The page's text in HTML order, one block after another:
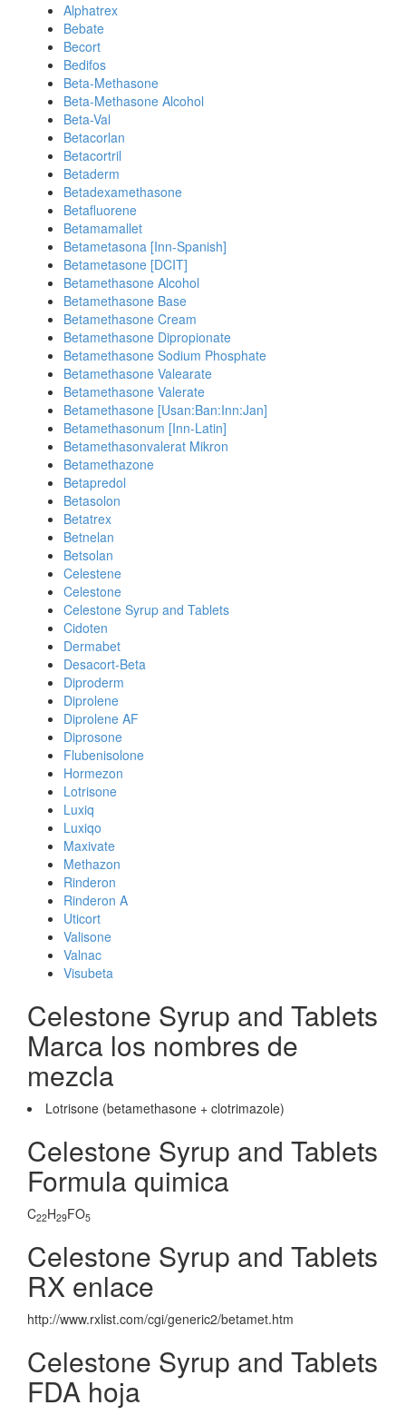
Alphatrex
Bebate
Becort
Bedifos
Beta-Methasone
Beta-Methasone Alcohol
Beta-Val
Betacorlan
Betacortril
Betaderm
Betadexamethasone
Betafluorene
Betamamallet
Betametasona [Inn-Spanish]
Betametasone [DCIT]
Betamethasone Alcohol
Betamethasone Base
Betamethasone Cream
Betamethasone Dipropionate
Betamethasone Sodium Phosphate
Betamethasone Valearate
Betamethasone Valerate
Betamethasone [Usan:Ban:Inn:Jan]
Betamethasonum [Inn-Latin]
Betamethasonvalerat Mikron
Betamethazone
Betapredol
Betasolon
Betatrex
Betnelan
Betsolan
Celestene
Celestone
Celestone Syrup and Tablets
Cidoten
Dermabet
Desacort-Beta
Diproderm
Diprolene
Diprolene AF
Diprosone
Flubenisolone
Hormezon
Lotrisone
Luxiq
Luxiqo
Maxivate
Methazon
Rinderon
Rinderon A
Uticort
Valisone
Valnac
Visubeta
Celestone Syrup and Tablets
Marca los nombres de
mezcla
Lotrisone (betamethasone + clotrimazole)
Celestone Syrup and Tablets
Formula quimica
C22H29FO5
Celestone Syrup and Tablets
RX enlace
http://www.rxlist.com/cgi/generic2/betamet.htm
Celestone Syrup and Tablets
FDA hoja